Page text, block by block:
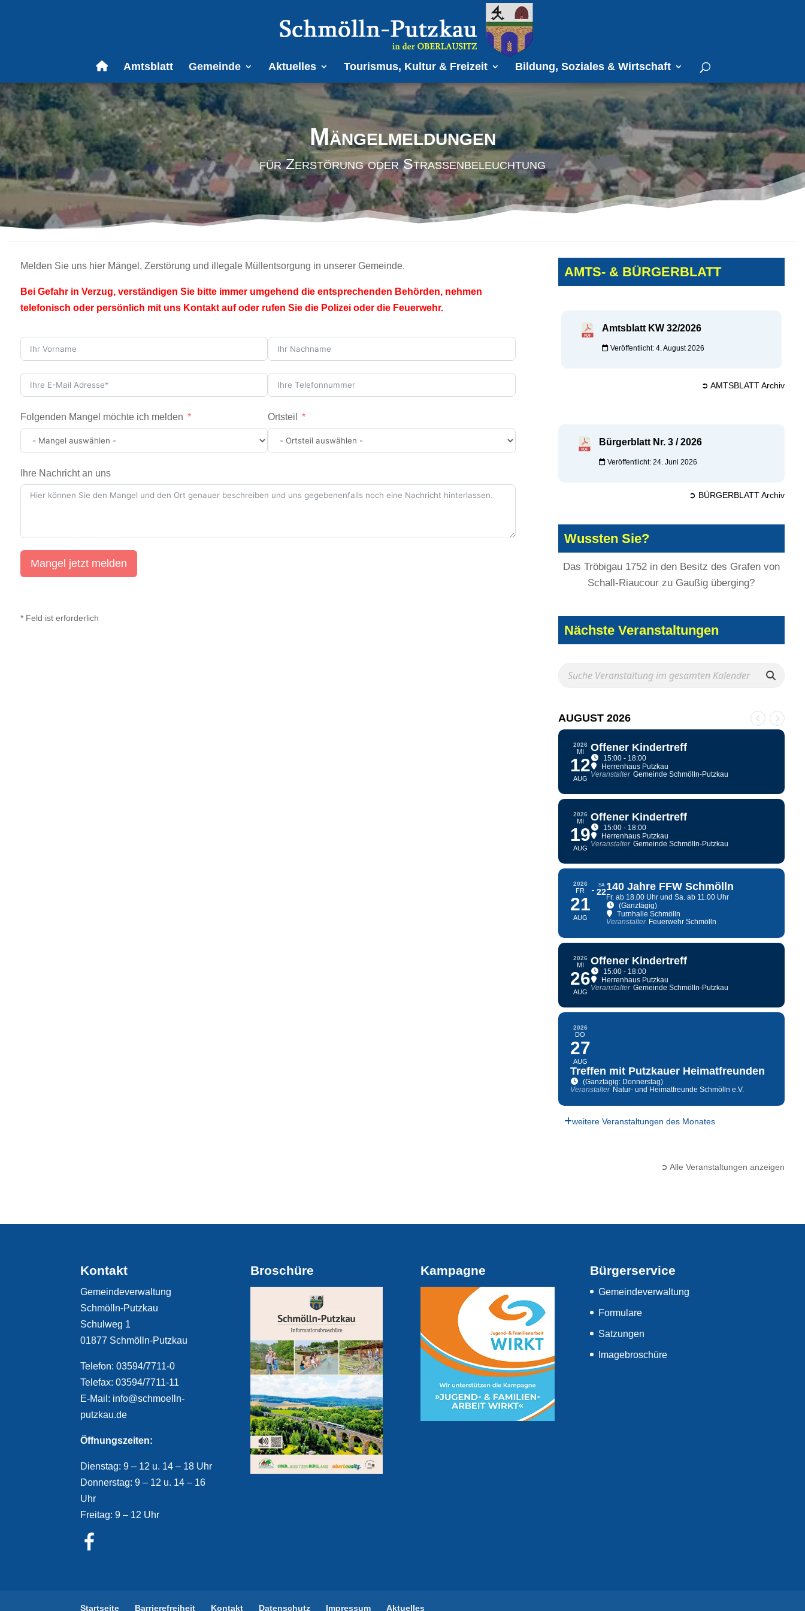
Amtsblatt Gemeinde Aktuelles Tourismus, Kultur & Freizeit Bildung, Soziales & Wirtschaft
Mängelmeldungen
für Zerstörung oder Straßenbeleuchtung
Melden Sie uns hier Mängel, Zerstörung und illegale Müllentsorgung in unserer Gemeinde.
Bei Gefahr in Verzug, verständigen Sie bitte immer umgehend die entsprechenden Behörden, nehmen
telefonisch oder persönlich mit uns Kontakt auf oder rufen Sie die Polizei oder die Feuerwehr.
Folgenden Mangel möchte ich melden Ortsteil
Ihre Nachricht an uns
Mangel jetzt melden
l* Feld ist erforderlich
AMTS- & BÜRGERBLATT
Amtsblatt KW 32/2026
Veröffentlicht: 4. August 2026
➲ AMTSBLATT Archiv
Bürgerblatt Nr. 3 / 2026
Veröffentlicht: 24. Juni 2026
➲ BÜRGERBLATT Archiv
Wussten Sie?
Das Tröbigau 1752 in den Besitz des Grafen von
Schall-Riaucour zu Gaußig überging?
Nächste Veranstaltungen
AUGUST 2026
2026
MI
12
AUG
Offener Kindertreff
15:00 - 18:00
Herrenhaus Putzkau
Veranstalter Gemeinde Schmölln-Putzkau
2026
MI
19
AUG
Offener Kindertreff
15:00 - 18:00
Herrenhaus Putzkau
Veranstalter Gemeinde Schmölln-Putzkau
2026
FR
21
AUG
SA
22140 Jahre FFW Schmölln
Fr. ab 18.00 Uhr und Sa. ab 11.00 Uhr
(Ganztägig)
Turnhalle Schmölln
Veranstalter Feuerwehr Schmölln
2026
MI
26
AUG
Offener Kindertreff
15:00 - 18:00
Herrenhaus Putzkau
Veranstalter Gemeinde Schmölln-Putzkau
2026
DO
27
AUG
Treffen mit Putzkauer Heimatfreunden
(Ganztägig: Donnerstag)
Veranstalter Natur- und Heimatfreunde Schmölln e.V.
weitere Veranstaltungen des Monates
➲ Alle Veranstaltungen anzeigen
Kontakt
Gemeindeverwaltung
Schmölln-Putzkau
Schulweg 1
01877 Schmölln-Putzkau
Telefon: 03594/7711-0
Telefax: 03594/7711-11
E-Mail: info@schmoelln-
putzkau.de
Öffnungszeiten:
Dienstag: 9 – 12 u. 14 – 18 Uhr
Donnerstag: 9 – 12 u. 14 – 16
Uhr
Freitag: 9 – 12 Uhr
Broschüre Kampagne Bürgerservice
Gemeindeverwaltung
Formulare
Satzungen
Imagebroschüre
Startseite Barrierefreiheit Kontakt Datenschutz Impressum Aktuelles